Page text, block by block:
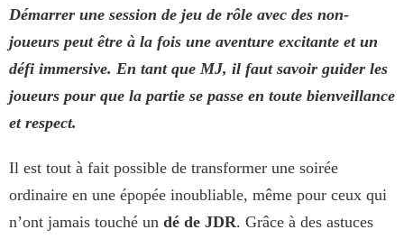
Démarrer une session de jeu de rôle avec des non-
joueurs peut être à la fois une aventure excitante et un
défi immersive. En tant que MJ, il faut savoir guider les
joueurs pour que la partie se passe en toute bienveillance
et respect.
Il est tout à fait possible de transformer une soirée
ordinaire en une épopée inoubliable, même pour ceux qui
n’ont jamais touché un dé de JDR. Grâce à des astuces